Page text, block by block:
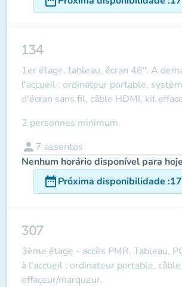
134
1er étage, tableau, écran 48". A
l'accueil : ordinateur portable,
d'écran sans fil, câble HDMI, kit
2 personnes minimum.
person 7 assentos
Nenhum horário disponível para hoje
date_rangePróxima disponibilidade :
307
3ème étage - accès PMR. Tableau,
à l'accueil : ordinateur portable,
effaceur/marqueur.